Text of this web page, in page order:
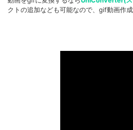
クトの追加なども可能なので、gif動画作